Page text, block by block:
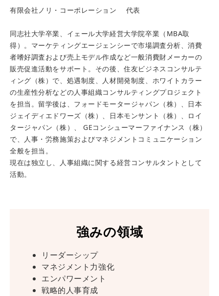
有限会社ノリ・コーポレーション 代表
同志社大学卒業、イェール大学経営大学院卒業（MBA取
得）。マーケティングエージェンシーで市場調査分析、消費
者嗜好調査および売上モデル作成など一般消費財メーカーの
販売促進活動をサポート。その後、住友ビジネスコンサルテ
ィング（株）で、処遇制度、人材開発制度、ホワイトカラー
の生産性分析などの人事組織コンサルティングプロジェクト
を担当。留学後は、フォードモータージャパン（株）、日本
ジェイディエドワーズ（株）、日本モンサント（株）、ロイ
タージャパン（株）、 GEコンシューマーファイナンス（株）
で、人事・労務施策およびマネジメントコミュニケーション
全般を担当。
現在は独立し、人事組織に関する経営コンサルタントとして
活動。
強みの領域
リーダーシップ
マネジメント力強化
エンパワーメント
戦略的人事育成